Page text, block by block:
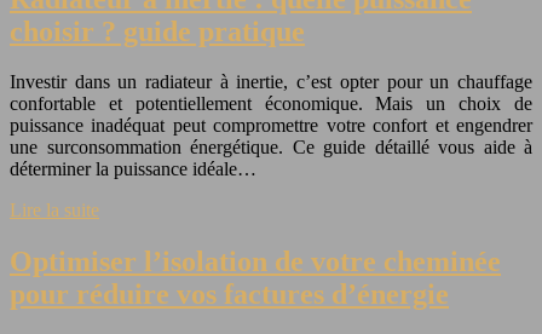
choisir ? guide pratique
Investir dans un radiateur à inertie, c’est opter pour un chauffage
confortable et potentiellement économique. Mais un choix de
puissance inadéquat peut compromettre votre confort et engendrer
une surconsommation énergétique. Ce guide détaillé vous aide à
déterminer la puissance idéale…
Lire la suite
Optimiser l’isolation de votre cheminée
pour réduire vos factures d’énergie